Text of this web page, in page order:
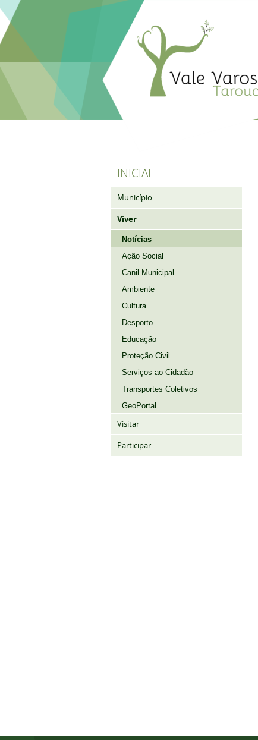
INICIAL
Município
Viver
Notícias
Ação Social
Canil Municipal
Ambiente
Cultura
Desporto
Educação
Proteção Civil
Serviços ao Cidadão
Transportes Coletivos
GeoPortal
Visitar
Participar